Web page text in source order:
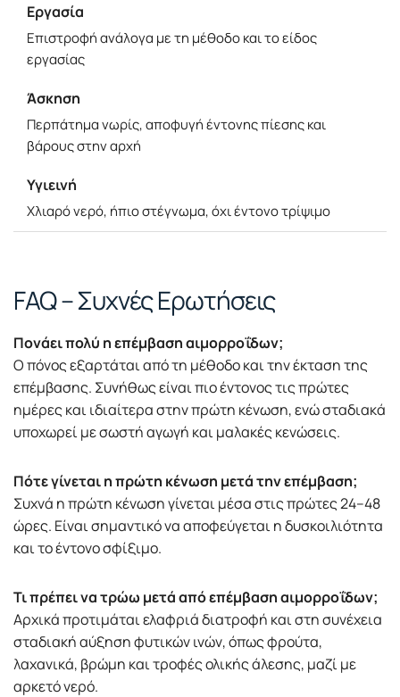
Εργασία
Επιστροφή ανάλογα με τη μέθοδο και το είδος
εργασίας
Άσκηση
Περπάτημα νωρίς, αποφυγή έντονης πίεσης και
βάρους στην αρχή
Υγιεινή
Χλιαρό νερό, ήπιο στέγνωμα, όχι έντονο τρίψιμο
FAQ – Συχνές Ερωτήσεις
Πονάει πολύ η επέμβαση αιμορροΐδων;
Ο πόνος εξαρτάται από τη μέθοδο και την έκταση της
επέμβασης. Συνήθως είναι πιο έντονος τις πρώτες
ημέρες και ιδιαίτερα στην πρώτη κένωση, ενώ σταδιακά
υποχωρεί με σωστή αγωγή και μαλακές κενώσεις.
Πότε γίνεται η πρώτη κένωση μετά την επέμβαση;
Συχνά η πρώτη κένωση γίνεται μέσα στις πρώτες 24–48
ώρες. Είναι σημαντικό να αποφεύγεται η δυσκοιλιότητα
και το έντονο σφίξιμο.
Τι πρέπει να τρώω μετά από επέμβαση αιμορροΐδων;
Αρχικά προτιμάται ελαφριά διατροφή και στη συνέχεια
σταδιακή αύξηση φυτικών ινών, όπως φρούτα,
λαχανικά, βρώμη και τροφές ολικής άλεσης, μαζί με
αρκετό νερό.